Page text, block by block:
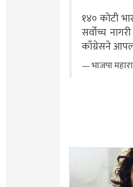
१४० कोटी
सर्वोच्च
काँग्रेसने
— भाजपा